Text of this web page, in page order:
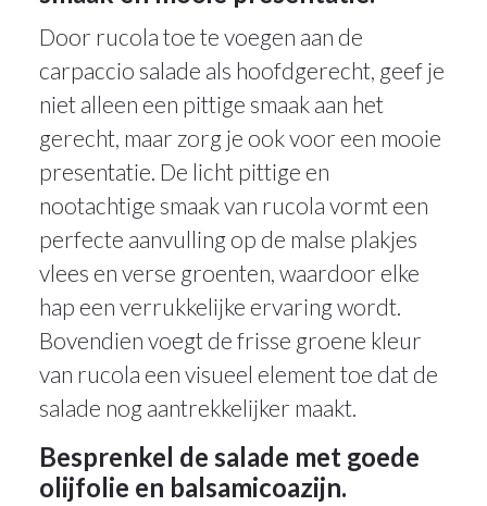
Door rucola toe te voegen aan de
carpaccio salade als hoofdgerecht, geef je
niet alleen een pittige smaak aan het
gerecht, maar zorg je ook voor een mooie
presentatie. De licht pittige en
nootachtige smaak van rucola vormt een
perfecte aanvulling op de malse plakjes
vlees en verse groenten, waardoor elke
hap een verrukkelijke ervaring wordt.
Bovendien voegt de frisse groene kleur
van rucola een visueel element toe dat de
salade nog aantrekkelijker maakt.
Besprenkel de salade met goede
olijfolie en balsamicoazijn.